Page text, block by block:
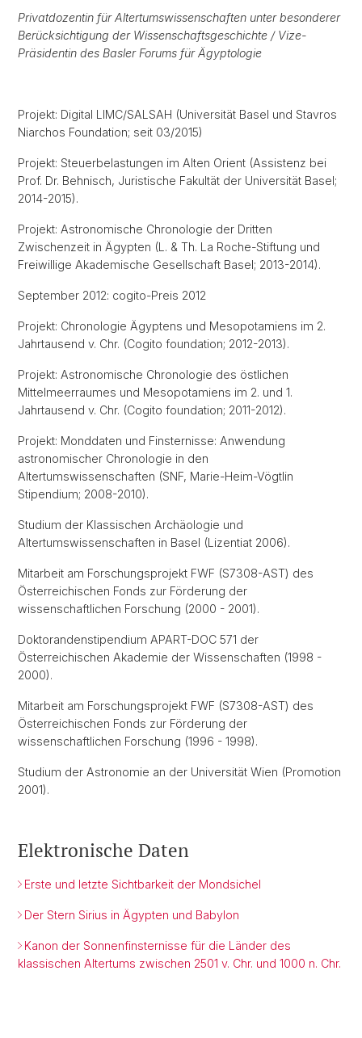
Privatdozentin für Altertumswissenschaften unter besonderer
Berücksichtigung der Wissenschaftsgeschichte / Vize-
Präsidentin des Basler Forums für Ägyptologie
Projekt: Digital LIMC/SALSAH (Universität Basel und Stavros
Niarchos Foundation; seit 03/2015)
Projekt: Steuerbelastungen im Alten Orient (Assistenz bei
Prof. Dr. Behnisch, Juristische Fakultät der Universität Basel;
2014-2015).
Projekt: Astronomische Chronologie der Dritten
Zwischenzeit in Ägypten (L. & Th. La Roche-Stiftung und
Freiwillige Akademische Gesellschaft Basel; 2013-2014).
September 2012: cogito-Preis 2012
Projekt: Chronologie Ägyptens und Mesopotamiens im 2.
Jahrtausend v. Chr. (Cogito foundation; 2012-2013).
Projekt: Astronomische Chronologie des östlichen
Mittelmeerraumes und Mesopotamiens im 2. und 1.
Jahrtausend v. Chr. (Cogito foundation; 2011-2012).
Projekt: Monddaten und Finsternisse: Anwendung
astronomischer Chronologie in den
Altertumswissenschaften (SNF, Marie-Heim-Vögtlin
Stipendium; 2008-2010).
Studium der Klassischen Archäologie und
Altertumswissenschaften in Basel (Lizentiat 2006).
Mitarbeit am Forschungsprojekt FWF (S7308-AST) des
Österreichischen Fonds zur Förderung der
wissenschaftlichen Forschung (2000 - 2001).
Doktorandenstipendium APART-DOC 571 der
Österreichischen Akademie der Wissenschaften (1998 -
2000).
Mitarbeit am Forschungsprojekt FWF (S7308-AST) des
Österreichischen Fonds zur Förderung der
wissenschaftlichen Forschung (1996 - 1998).
Studium der Astronomie an der Universität Wien (Promotion
2001).
Elektronische Daten
Erste und letzte Sichtbarkeit der Mondsichel
Der Stern Sirius in Ägypten und Babylon
Kanon der Sonnenfinsternisse für die Länder des
klassischen Altertums zwischen 2501 v. Chr. und 1000 n. Chr.